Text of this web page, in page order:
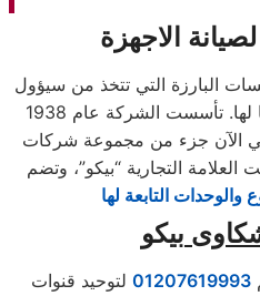
الاجهزة
البارزة التي تتخذ من سيؤول
بكوريا الجنوبية مقرًا رئيسيًا لها. تأسست الشركة عام 1938
الآن جزء من مجموعة شركات
التجارية “بيكو”، وتضم
والوحدات التابعة لها
بيكو
01207619993 لتوحيد قنوات